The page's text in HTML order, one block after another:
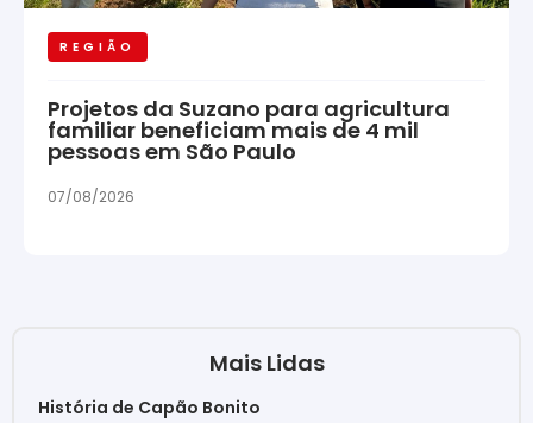
REGIÃO
Projetos da Suzano para agricultura
familiar beneficiam mais de 4 mil
pessoas em São Paulo
07/08/2026
Mais Lidas
História de Capão Bonito